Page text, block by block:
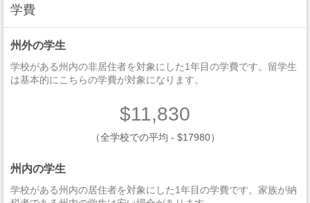
学費
州外の学生
学校がある州内の非居住者を対象にした1年目の学費です。留学生
は基本的にこちらの学費が対象になります。
$11,830
（全学校での平均 - $17980）
州内の学生
学校がある州内の居住者を対象にした1年目の学費です。家族が納